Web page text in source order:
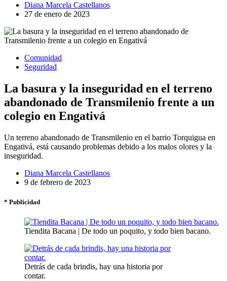
Diana Marcela Castellanos
27 de enero de 2023
Comunidad
Seguridad
La basura y la inseguridad en el terreno
abandonado de Transmilenio frente a un
colegio en Engativá
Un terreno abandonado de Transmilenio en el barrio Torquigua en
Engativá, está causando problemas debido a los malos olores y la
inseguridad.
Diana Marcela Castellanos
9 de febrero de 2023
* Publicidad
Tiendita Bacana | De todo un poquito, y todo bien bacano.
Detrás de cada brindis, hay una historia por
contar.